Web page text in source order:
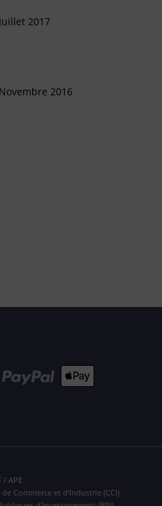
2017
2016
/ APE
Commerce et d'Industrie (CCI)